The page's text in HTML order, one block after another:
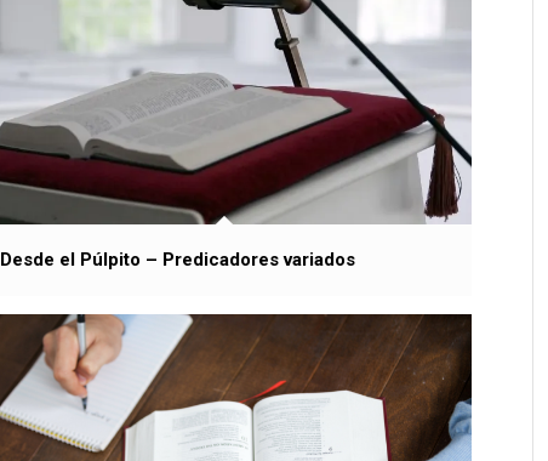
Desde el Púlpito – Predicadores variados